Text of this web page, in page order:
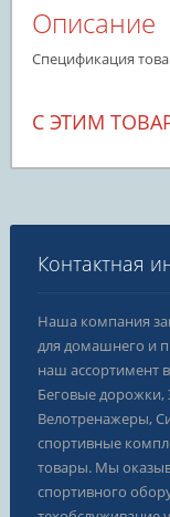
Описание
Спецификация
С ЭТИМ
Контактная
Наша компания
для домашнего и
наш ассортимент
Беговые дорожки,
Велотренажеры,
спортивные
товары. Мы
спортивного